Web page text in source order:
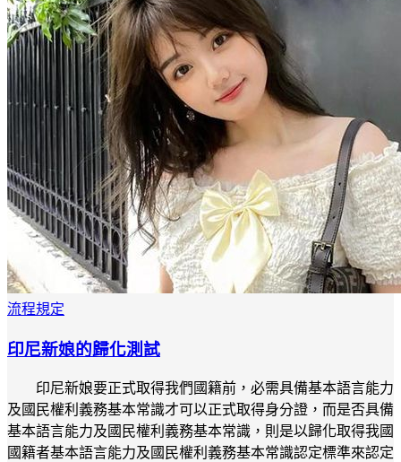
流程規定
印尼新娘的歸化測試
印尼新娘要正式取得我們國籍前，必需具備基本語言能力
及國民權利義務基本常識才可以正式取得身分證，而是否具備
基本語言能力及國民權利義務基本常識，則是以歸化取得我國
國籍者基本語言能力及國民權利義務基本常識認定標準來認定